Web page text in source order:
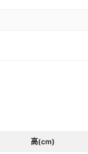
高(cm)